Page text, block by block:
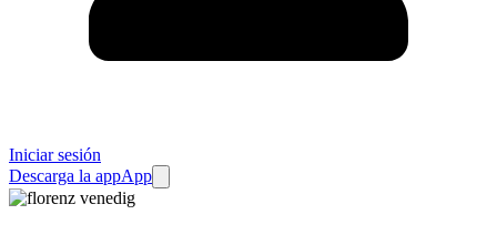
Iniciar sesión
Descarga la appApp